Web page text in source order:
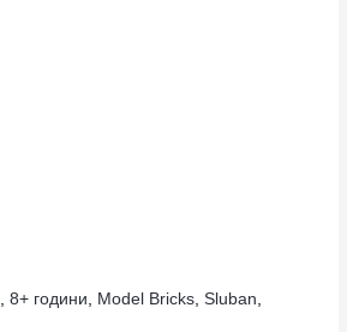
,8+ години, Model Bricks,Sluban,